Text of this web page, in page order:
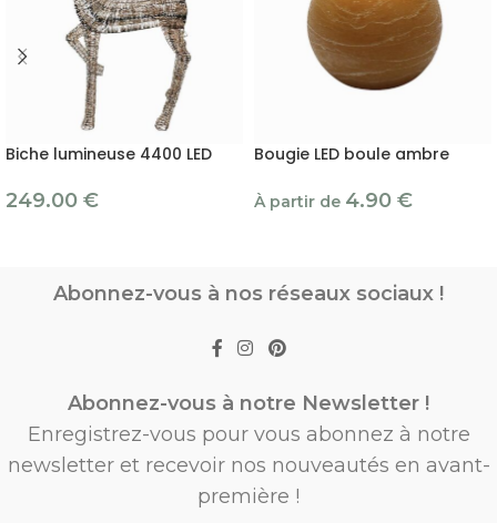
Biche lumineuse 4400 LED
249.00 €
Bougie LED boule ambre
À partir de 4.90 €
Abonnez-vous à nos réseaux sociaux !
Abonnez-vous à notre Newsletter !
Enregistrez-vous pour vous abonnez à notre
newsletter et recevoir nos nouveautés en avant-
première !